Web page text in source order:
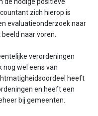
zich hierop is
evaluatieonderzoek naar
naar voren.
verordeningen
nog wel eens van
heeft
en heeft een
bij gemeenten.